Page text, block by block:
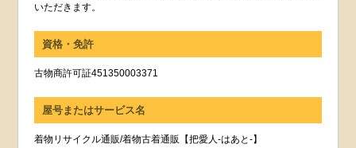
いただきます。
資格・免許
古物商許可証451350003371
屋号またはサービス名
着物リサイクル通販/着物古着通販【把愛人-はあと-】